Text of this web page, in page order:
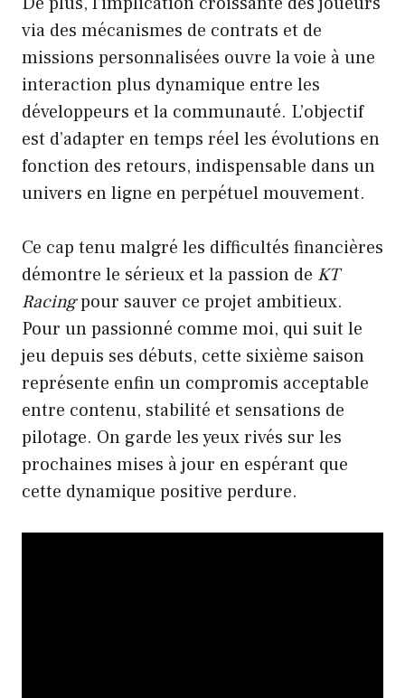
via des mécanismes de contrats et de
missions personnalisées ouvre la voie à une
interaction plus dynamique entre les
développeurs et la communauté. L’objectif
est d’adapter en temps réel les évolutions en
fonction des retours, indispensable dans un
univers en ligne en perpétuel mouvement.
Ce cap tenu malgré les difficultés financières
démontre le sérieux et la passion de KT
Racingpour sauver ce projet ambitieux.
Pour un passionné comme moi, qui suit le
jeu depuis ses débuts, cette sixième saison
représente enfin un compromis acceptable
entre contenu, stabilité et sensations de
pilotage. On garde les yeux rivés sur les
prochaines mises à jour en espérant que
cette dynamique positive perdure.